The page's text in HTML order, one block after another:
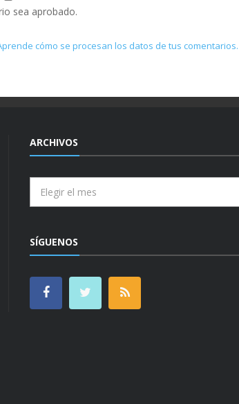
sea aprobado.
cómo se procesan los datos de tus comentarios.
ARCHIVOS
SÍGUENOS